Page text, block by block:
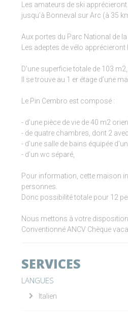
Les amateurs de ski
jusqu’à Bonneval sur Arc (à 35
Aux portes du Parc National de
Les adeptes de vélo
D’une superficie totale de 103
Il se trouve au 1 er étage d’une
Le Pin Cembro est composé :
- d’une pièce de vie de 40 m2
- de quatre chambres, dont 2
- d’une salle de bains équipée
- d’un wc séparé,
Pour information, cette maison
personnes.
Donc possibilité totale pour 12
Nous mettons à votre
Conventionné ANCV Chèque
SERVICES
LANGUES
Italien